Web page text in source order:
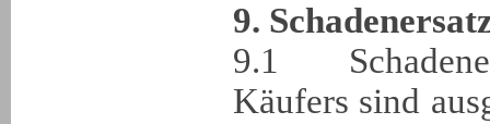
9.
9.1
Käufers sind